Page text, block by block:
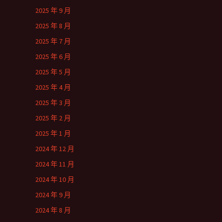
2025 年 9 月
2025 年 8 月
2025 年 7 月
2025 年 6 月
2025 年 5 月
2025 年 4 月
2025 年 3 月
2025 年 2 月
2025 年 1 月
2024 年 12 月
2024 年 11 月
2024 年 10 月
2024 年 9 月
2024 年 8 月